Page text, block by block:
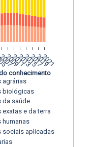
2009
2011
2013
2015
2017
2019
2021
agrárias
biológicas
da saúde
exatas e da terra
humanas
sociais aplicadas
conhecimento